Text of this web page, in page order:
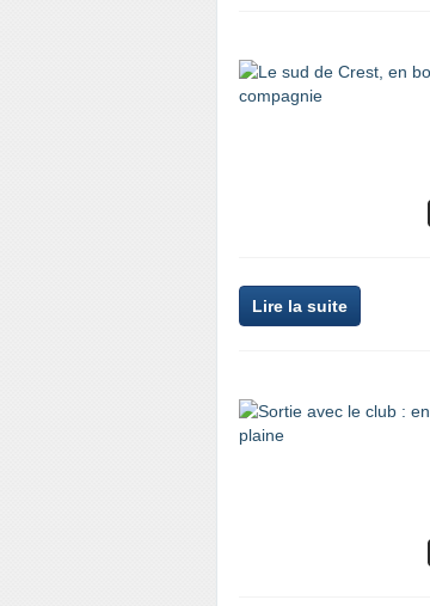
Lire la suite